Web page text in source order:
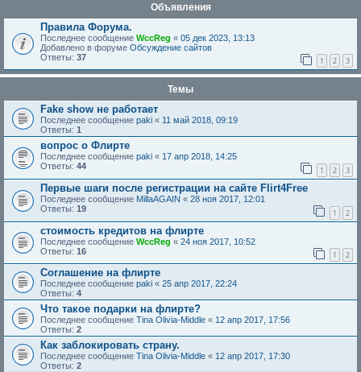
Объявления
Правила Форума.
Последнее сообщение WccReg « 05 дек 2023, 13:13
Добавлено в форуме Обсуждение сайтов
Ответы: 37 1 2 3
Темы
Fake show не работает
Последнее сообщение paki « 11 май 2018, 09:19
Ответы: 1
вопрос о Флирте
Последнее сообщение paki « 17 апр 2018, 14:25
Ответы: 44 1 2 3
Первые шаги после регистрации на сайте Flirt4Free
Последнее сообщение MillaAGAIN « 28 ноя 2017, 12:01
Ответы: 19 1 2
стоимость кредитов на флирте
Последнее сообщение WccReg « 24 ноя 2017, 10:52
Ответы: 16 1 2
Соглашение на флирте
Последнее сообщение paki « 25 апр 2017, 22:24
Ответы: 4
Что такое подарки на флирте?
Последнее сообщение Tina Olivia-Middle « 12 апр 2017, 17:56
Ответы: 2
Как заблокировать страну.
Последнее сообщение Tina Olivia-Middle « 12 апр 2017, 17:30
Ответы: 2